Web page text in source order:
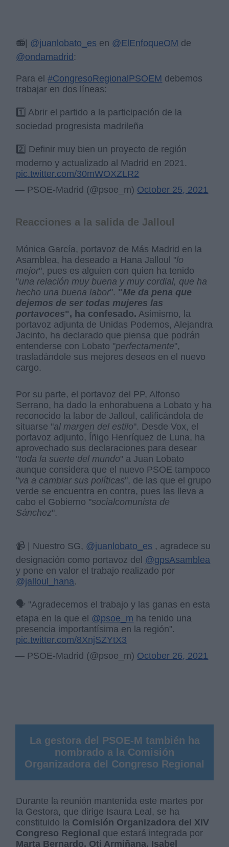
📻| @juanlobato_es en @ElEnfoqueOM de
@ondamadrid :
Para el#CongresoRegionalPSOEM debemos
trabajar en dos líneas:
1️⃣ Abrir el partido a la participación de la
sociedad progresista madrileña
2️⃣ Definir muy bien un proyecto de región
moderno y actualizado al Madrid en 2021.
pic.twitter.com/30mWOXZLR2
— PSOE-Madrid (@psoe_m) October 25, 2021
Reacciones a la salida de Jalloul
Mónica García, portavoz de Más Madrid en la
Asamblea, ha deseado a Hana Jalloul "lo
mejor", pues es alguien con quien ha tenido
"una relación muy buena y muy cordial, que ha
hecho una buena labor". "Me da pena que
dejemos de ser todas mujeres las
portavoces", ha confesado. Asimismo, la
portavoz adjunta de Unidas Podemos, Alejandra
Jacinto, ha declarado que piensa que podrán
entenderse con Lobato "perfectamente",
trasladándole sus mejores deseos en el nuevo
cargo.
Por su parte, el portavoz del PP, Alfonso
Serrano, ha dado la enhorabuena a Lobato y ha
reconocido la labor de Jalloul, calificándola de
situarse "al margen del estilo". Desde Vox, el
portavoz adjunto, Íñigo Henríquez de Luna, ha
aprovechado sus declaraciones para desear
"toda la suerte del mundo" a Juan Lobato
aunque considera que el nuevo PSOE tampoco
"va a cambiar sus políticas", de las que el grupo
verde se encuentra en contra, pues las lleva a
cabo el Gobierno "socialcomunista de
Sánchez".
📹 | Nuestro SG, @juanlobato_es , agradece su
designación como portavoz del @gpsAsamblea
y pone en valor el trabajo realizado por
@jalloul_hana.
🗣️ "Agradecemos el trabajo y las ganas en esta
etapa en la que el @psoe_m ha tenido una
presencia importantísima en la región".
pic.twitter.com/8XnjSZYtX3
— PSOE-Madrid (@psoe_m) October 26, 2021
La gestora del PSOE-M también ha
nombrado a la Comisión
Organizadora del Congreso Regional
Durante la reunión mantenida este martes por
la Gestora, que dirige Isaura Leal, se ha
constituido la Comisión Organizadora del XIV
Congreso Regional que estará integrada por
Marta Bernardo, Oti Armiñana, Isabel